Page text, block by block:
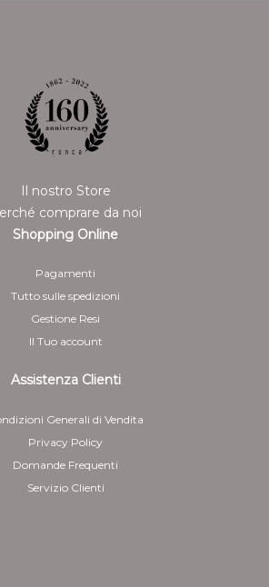
Il nostro Store
comprare da noi
Shopping Online
Pagamenti
Tutto sulle spedizioni
Gestione Resi
Il Tuo account
Assistenza Clienti
Generali di Vendita
Privacy Policy
Domande Frequenti
Servizio Clienti